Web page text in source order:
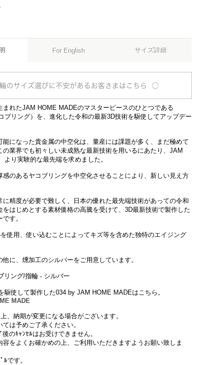
For English サイズ詳細
まれたJAM HOME MADEのマスターピースのひとつである
ブリング）を、進化した令和の最新3D技術を駆使してアップデー
能になった貴金属の中空化は、量産には課題が多く、まだ極めて
の業界でも初々しい未成熟な最新技術を用いるにあたり、JAM
より実験的な最先端を求めました。
感のあるヤコブリングを中空化させることにより、新しい見え方
に精度が必要で難しく、日本の優れた最先端技術があっての令和
をはじめとする素材価格の高騰を受けて、3D最新技術で製作した
す。
使用、使い込むことによってキズ等を含めた独特のエイジング
に、燻加工のシルバーをご用意しています。
リング/指輪 - シルバー
駆使して製作した034 by JAM HOME MADEはこちら。
MADE
、納期が変更になる場合がございます。
は予めご了承ください。
のｷｬﾝｾﾙはお受けできません。
容をよくお確かめの上、ご利用いただきますようお願い致しま
です。